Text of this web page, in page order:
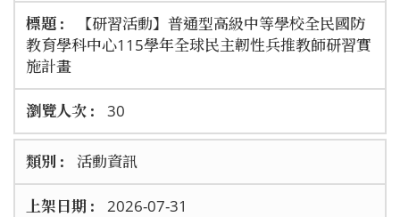
【研習活動】普通型高級中等學校全民國防
教育學科中心115學年全球民主韌性兵推教師研習實
施計畫
30
活動資訊
2026-07-31